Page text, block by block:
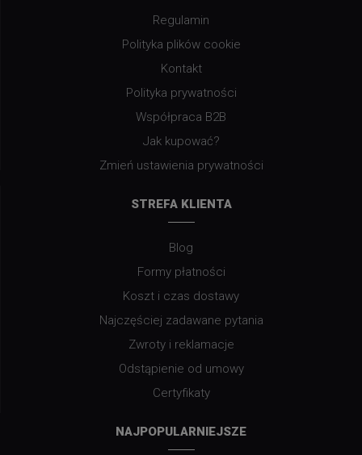
Regulamin
Polityka plików cookie
Kontakt
Polityka prywatności
Współpraca B2B
Jak kupować?
Zmień ustawienia prywatności
STREFA KLIENTA
Blog
Formy płatności
Koszt i czas dostawy
Najczęściej zadawane pytania
Zwroty i reklamacje
Odstąpienie od umowy
Certyfikaty
NAJPOPULARNIEJSZE